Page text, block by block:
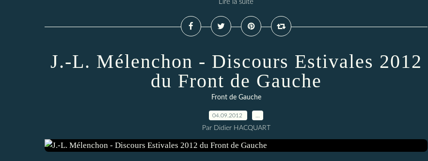
Lire la suite
J.-L. Mélenchon - Discours Estivales 2012
du Front de Gauche
Front de Gauche
04.09.2012
Par Didier HACQUART